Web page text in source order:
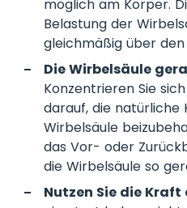
möglich am Körper.
Belastung der
gleichmäßig über
Die Wirbelsäule
Konzentrieren Sie
darauf, die natürliche
Wirbelsäule
das Vor- oder
die Wirbelsäule so
Nutzen Sie die Kraft